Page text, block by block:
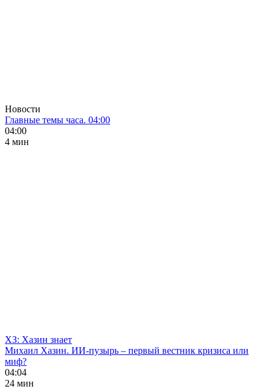
Новости
Главные темы часа. 04:00
04:00
4 мин
ХЗ: Хазин знает
Михаил Хазин. ИИ-пузырь – первый вестник кризиса или
миф?
04:04
24 мин